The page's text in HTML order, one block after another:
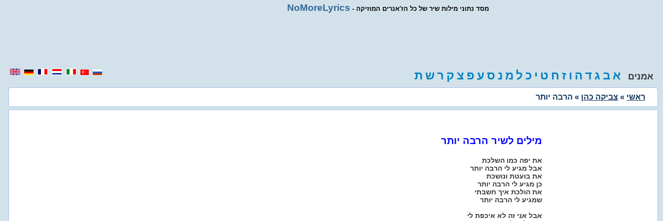
NoMoreLyrics - מסד נתוני מילות שיר של כל הז'אנרים המוזיקה
אמנים א ב ג ד ה ו ז ח ט י כ ל מ נ ס ע פ צ ק רש ת
ראשי » צביקה כהן » הרבה יותר
מילים לשיר הרבה יותר
את יפה כמו השלכת
אבל מגיע לי הרבה יותר
את בועטת ונושכת
כן מגיע לי הרבה יותר
את הולכת איך חשבתי
שמגיע לי הרבה יותר
אבל אני זה לא איכפת לי